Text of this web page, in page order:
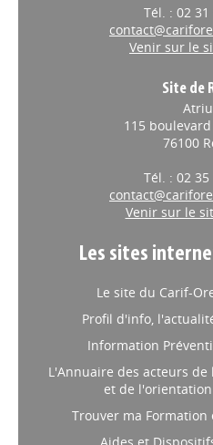
Tél. : 02
Venir sur le
Site de
115
76100
Tél. : 02
Venir sur le
Les sites
Le site du Carif-
Profil d'info,
Information
L'Annuaire des acteurs
et de
Trouver ma Formation